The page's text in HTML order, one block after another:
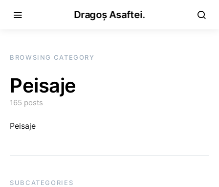
Dragoș Asaftei.
BROWSING CATEGORY
Peisaje
165 posts
Peisaje
SUBCATEGORIES